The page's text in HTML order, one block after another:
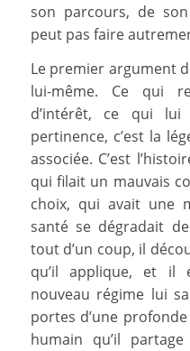
son parcours, de
peut pas faire
Le premier argument
lui-même. Ce qui
d’intérêt, ce qui
pertinence, c’est la
associée. C’est
qui filait un mauvais
choix, qui avait une
santé se dégradait
tout d’un coup, il
qu’il applique, et il
nouveau régime lui
portes d’une
humain qu’il